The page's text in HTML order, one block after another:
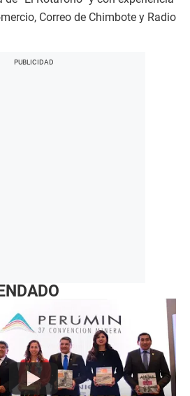
Correo de Chimbote y Radio